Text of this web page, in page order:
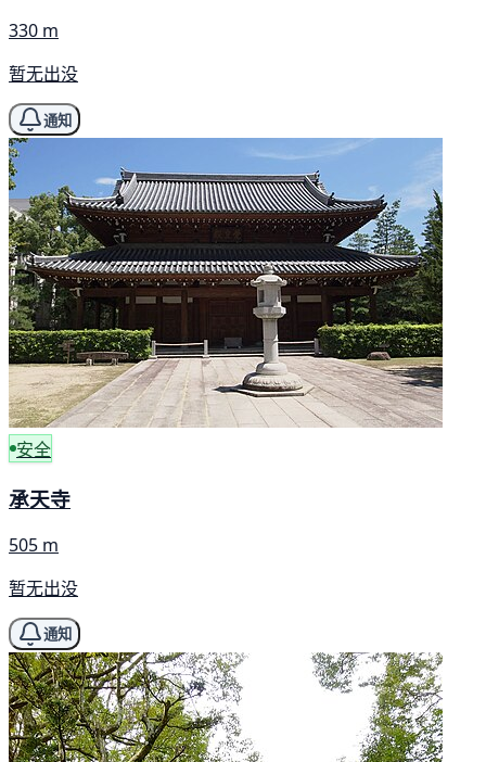
330 m
暂无出没
通知
安全
承天寺
505 m
暂无出没
通知